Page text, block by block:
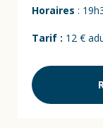
Horaires :
Tarif : 12 €